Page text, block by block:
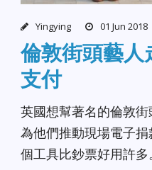
Yingying 01 Jun 2018
倫敦街頭藝人
支付
英國想幫著名的倫敦
為他們推動現場電子
個工具比鈔票好用許多。